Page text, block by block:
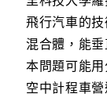
飛行汽車的
混合體，能
本問題可能
空中計程車